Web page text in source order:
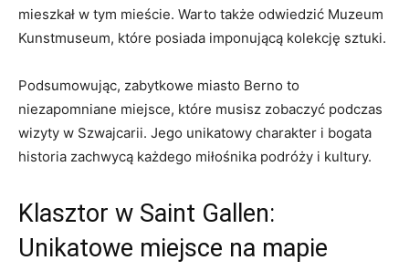
mieszkał w tym mieście. Warto także odwiedzić Muzeum
Kunstmuseum, które posiada imponującą kolekcję sztuki.
Podsumowując, zabytkowe miasto Berno to
niezapomniane miejsce, które musisz zobaczyć podczas
wizyty w Szwajcarii. Jego unikatowy charakter i bogata
historia zachwycą każdego miłośnika podróży i kultury.
Klasztor w Saint Gallen:
Unikatowe miejsce na mapie